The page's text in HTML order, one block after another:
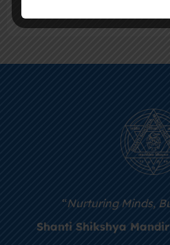
“Nurturing Minds,
Shanti Shikshya